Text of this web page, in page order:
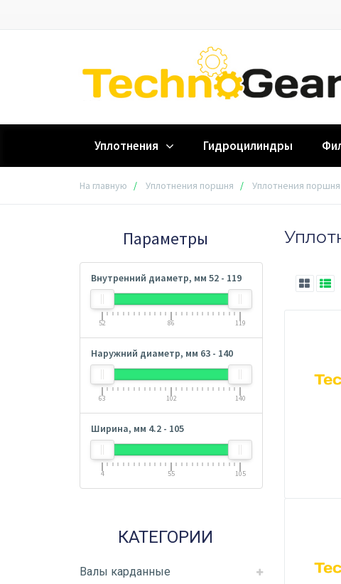
Уплотнения Гидроцилиндры
На главную Уплотнения поршня Уплотнения поршня
Параметры
Внутренний диаметр, мм 52 - 119
52 86 119
Наружний диаметр, мм 63 - 140
63 102 140
Ширина, мм 4.2 - 105
4 55 105
КАТЕГОРИИ
Валы карданные